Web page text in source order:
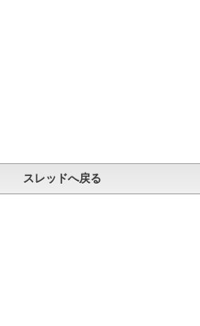
スレッドへ戻る